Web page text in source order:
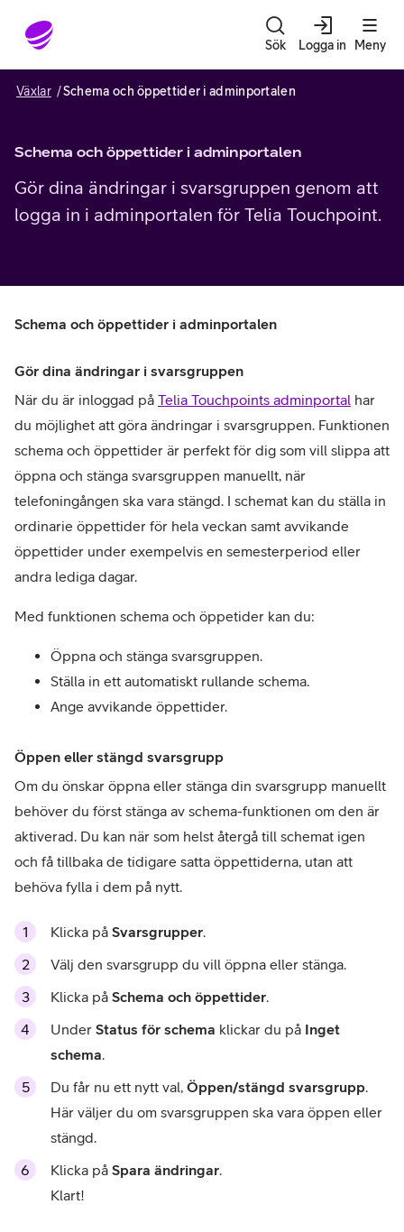
Gå till sidans innehåll
Sök Logga in Meny
Växlar Schema och öppettider i adminportalen
Schema och öppettider i adminportalen
Gör dina ändringar i svarsgruppen genom att
logga in i adminportalen för Telia Touchpoint.
Schema och öppettider i adminportalen
Gör dina ändringar i svarsgruppen
När du är inloggad på Telia Touchpoints adminportal har
du möjlighet att göra ändringar i svarsgruppen. Funktionen
schema och öppettider är perfekt för dig som vill slippa att
öppna och stänga svarsgruppen manuellt, när
telefoningången ska vara stängd. I schemat kan du ställa in
ordinarie öppettider för hela veckan samt avvikande
öppettider under exempelvis en semesterperiod eller
andra lediga dagar.
Med funktionen schema och öppetider kan du:
Öppna och stänga svarsgruppen.
Ställa in ett automatiskt rullande schema.
Ange avvikande öppettider.
Öppen eller stängd svarsgrupp
Om du önskar öppna eller stänga din svarsgrupp manuellt
behöver du först stänga av schema-funktionen om den är
aktiverad. Du kan när som helst återgå till schemat igen
och få tillbaka de tidigare satta öppettiderna, utan att
behöva fylla i dem på nytt.
Klicka på Svarsgrupper.
Välj den svarsgrupp du vill öppna eller stänga.
Klicka på Schema och öppettider.
Under Status för schema klickar du på Inget
schema.
Du får nu ett nytt val, Öppen/stängd svarsgrupp.
Här väljer du om svarsgruppen ska vara öppen eller
stängd.
Klicka på Spara ändringar.
Klart!